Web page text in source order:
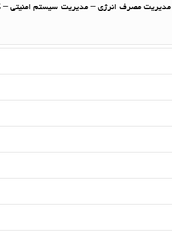
مدیریت مصرف انرژی – مدیریت سیستم امنیتی –